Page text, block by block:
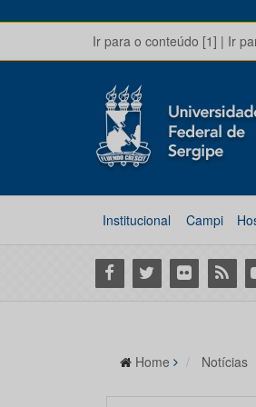
Ir para o conteúdo [1] | Ir
Institucional Campi
Facebook
Twitter Flickr RSS
Home Notícias